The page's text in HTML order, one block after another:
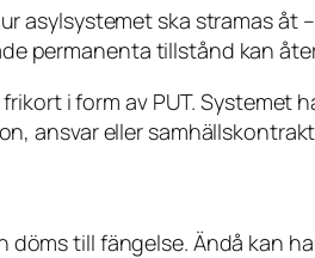
asylsystemet ska stramas åt
permanenta tillstånd kan
i form av PUT. Systemet
ansvar eller
till fängelse. Ändå kan